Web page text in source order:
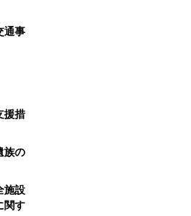
通事
援措
族の
施設
関す